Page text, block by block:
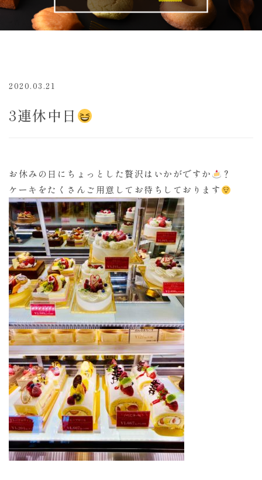
2020.03.21
3連休中日
お休みの日にちょっとした贅沢はいかがですか
？
ケーキをたくさんご用意してお待ちしております